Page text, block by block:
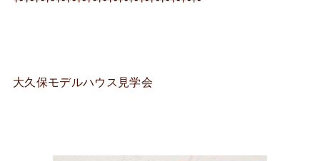
大久保モデルハウス見学会